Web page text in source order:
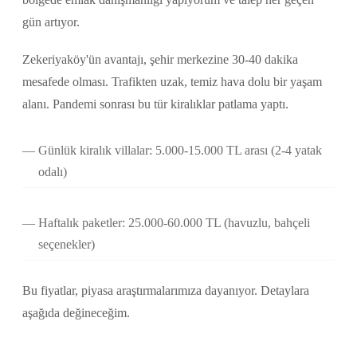
gün artıyor.
Zekeriyaköy'ün avantajı, şehir merkezine 30-40 dakika
mesafede olması. Trafikten uzak, temiz hava dolu bir yaşam
alanı. Pandemi sonrası bu tür kiralıklar patlama yaptı.
Günlük kiralık villalar: 5.000-15.000 TL arası (2-4 yatak
odalı)
Haftalık paketler: 25.000-60.000 TL (havuzlu, bahçeli
seçenekler)
Bu fiyatlar, piyasa araştırmalarımıza dayanıyor. Detaylara
aşağıda değineceğim.